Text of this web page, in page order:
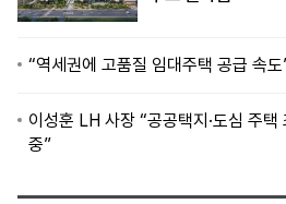
“역세권에 고품질 임대주택 공급 속도
이성훈 LH 사장 “공공택지·도심 주
중”